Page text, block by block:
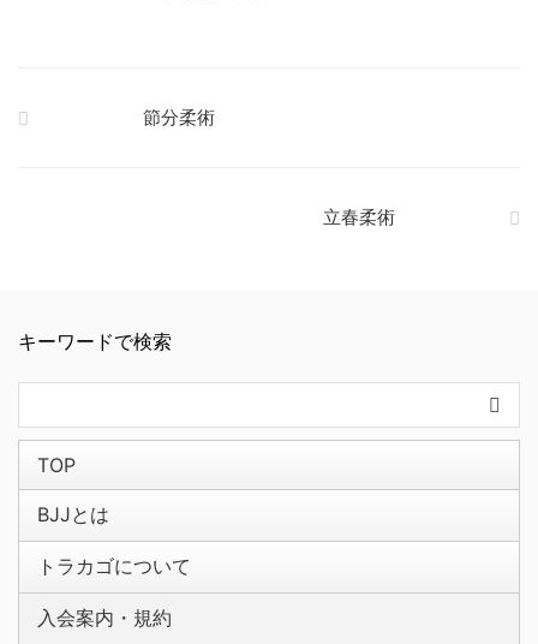
節分柔術
立春柔術
キーワードで検索
TOP
BJJとは
トラカゴについて
入会案内・規約